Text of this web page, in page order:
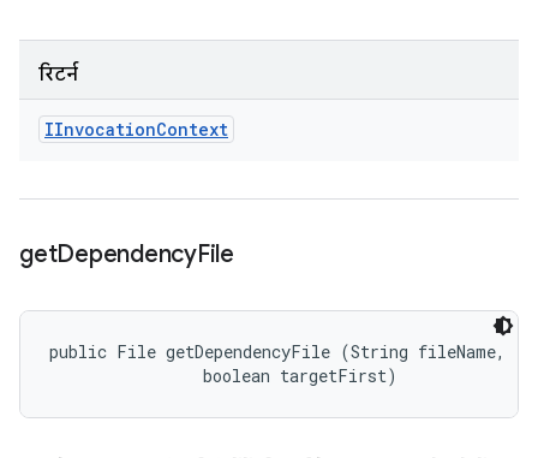
रिटर्न
IInvocationContext
getDependencyFile
public File getDependencyFile (String fileName,
                boolean targetFirst)